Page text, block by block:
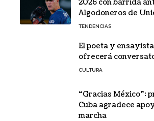
2026 con barrida
Algodoneros de
TENDENCIAS
El poeta y
ofrecerá
CULTURA
“Gracias México”:
Cuba agradece
marcha